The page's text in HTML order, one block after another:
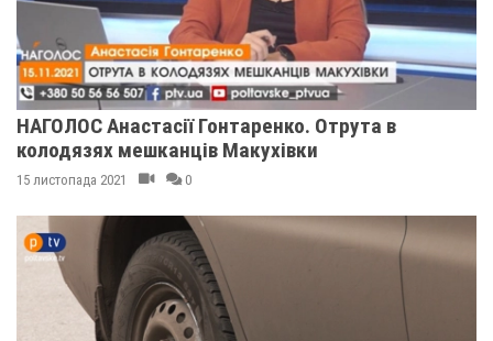
НАГОЛОС Анастасії Гонтаренко. Отрута в
колодязях мешканців Макухівки
15 листопада 2021 0